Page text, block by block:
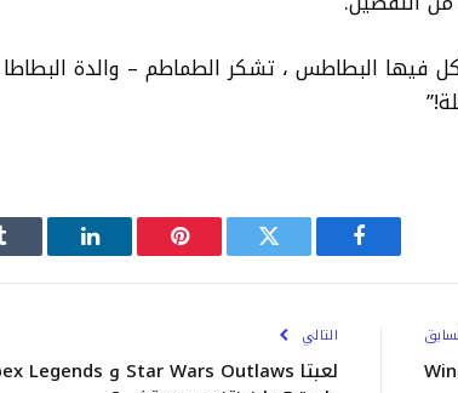
فيها البطاطس ، تشكر الطماطم – والدة البطاطا
فيسبوك تويتر بينتيريستلينكدإن
التالي